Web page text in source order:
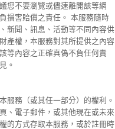
您不要瀏覽或儘速離開該等網
損害賠償之責任。 本服務隨時
新聞、訊息、活動等不同內容供
產權，本服務對其所提供之內容
等內容之正確真偽不負任何責
。
服務（或其任一部分）的權利。
、電子郵件，或其他現在或未來
的方式存取本服務，或於註冊時